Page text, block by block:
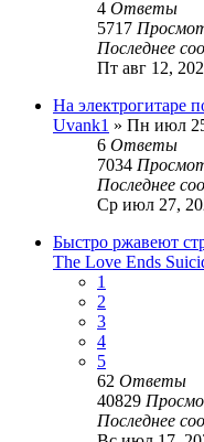
4 Ответы
5717
Последнее
Пт авг 12,
На электрогитаре
Uvank1 » Пн июл
6 Ответы
7034
Последнее
Ср июл 27,
Быстро ржавеют
The Love Ends
1
2
3
4
5
62 Ответы
40829
Последнее